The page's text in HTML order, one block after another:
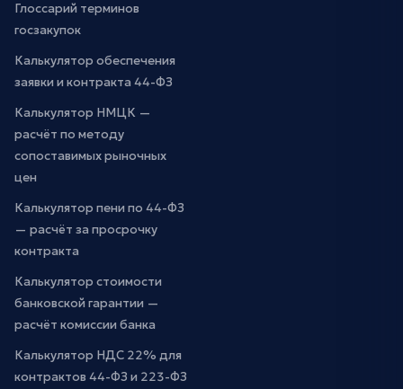
Глоссарий терминов
госзакупок
Калькулятор обеспечения
заявки и контракта 44-ФЗ
Калькулятор НМЦК —
расчёт по методу
сопоставимых рыночных
цен
Калькулятор пени по 44-ФЗ
— расчёт за просрочку
контракта
Калькулятор стоимости
банковской гарантии —
расчёт комиссии банка
Калькулятор НДС 22% для
контрактов 44-ФЗ и 223-ФЗ